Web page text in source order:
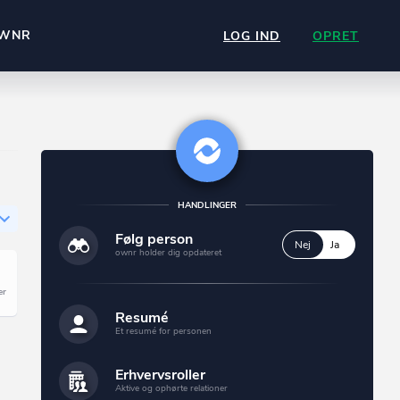
LOG IND OPRET
HANDLINGER
Følg person
ownr holder dig opdateret
Nej Ja
Resumé
Et resumé for personen
Erhvervsroller
Aktive og ophørte relationer